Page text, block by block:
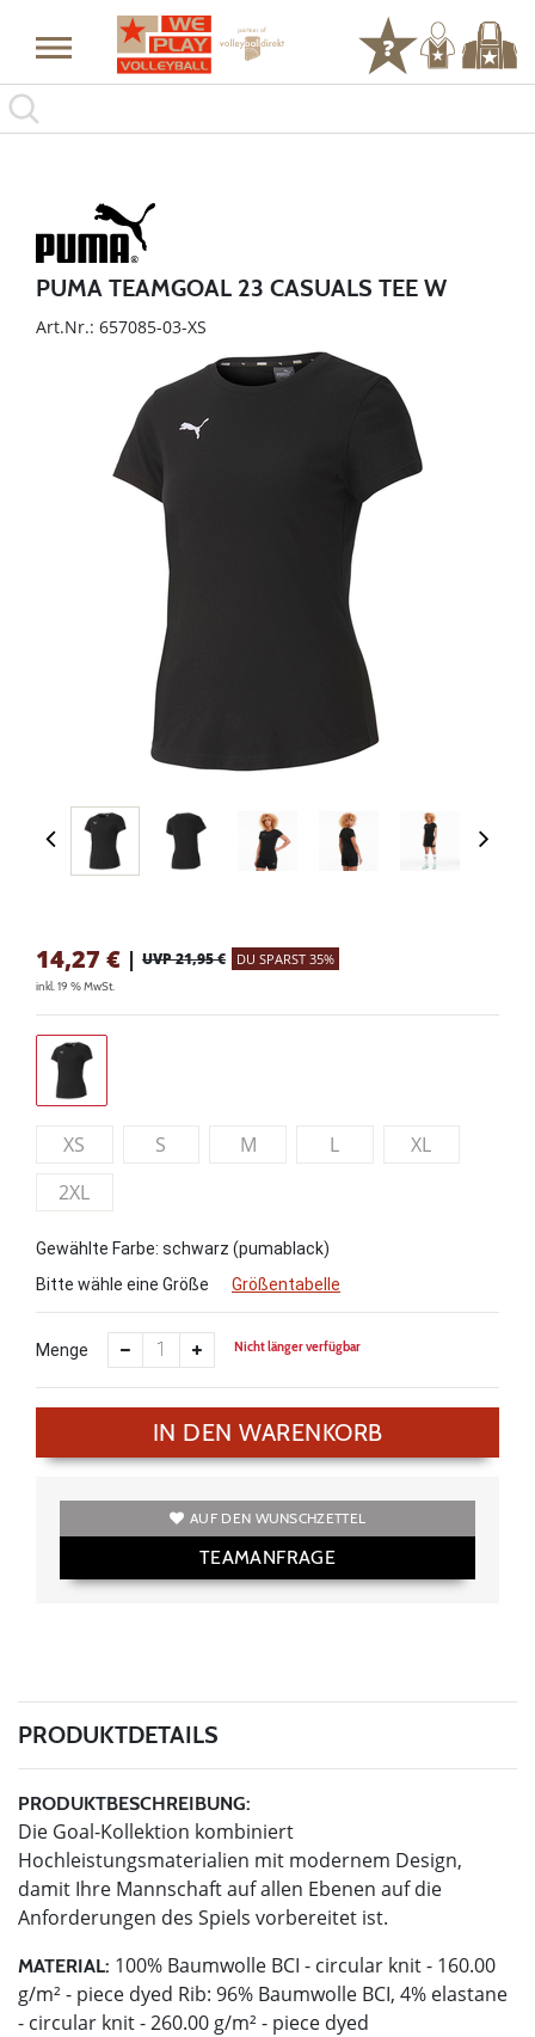
PUMA TEAMGOAL 23 CASUALS TEE W
Art.Nr.: 657085-03-XS
14,27 € | UVP 21,95 € DU SPARST 35%
inkl. 19 % MwSt.
XS S M L
XL
2XL
Gewählte Farbe: schwarz (pumablack)
Bitte wähle eine Größe
Größentabelle
Menge Nicht länger verfügbar
IN DEN WARENKORB
AUF DEN WUNSCHZETTEL
TEAMANFRAGE
PRODUKTDETAILS
PRODUKTBESCHREIBUNG:
Die Goal-Kollektion kombiniert
Hochleistungsmaterialien mit modernem Design,
damit Ihre Mannschaft auf allen Ebenen auf die
Anforderungen des Spiels vorbereitet ist.
MATERIAL: 100% Baumwolle BCI - circular knit - 160.00
g/m² - piece dyed Rib: 96% Baumwolle BCI, 4% elastane
- circular knit - 260.00 g/m² - piece dyed